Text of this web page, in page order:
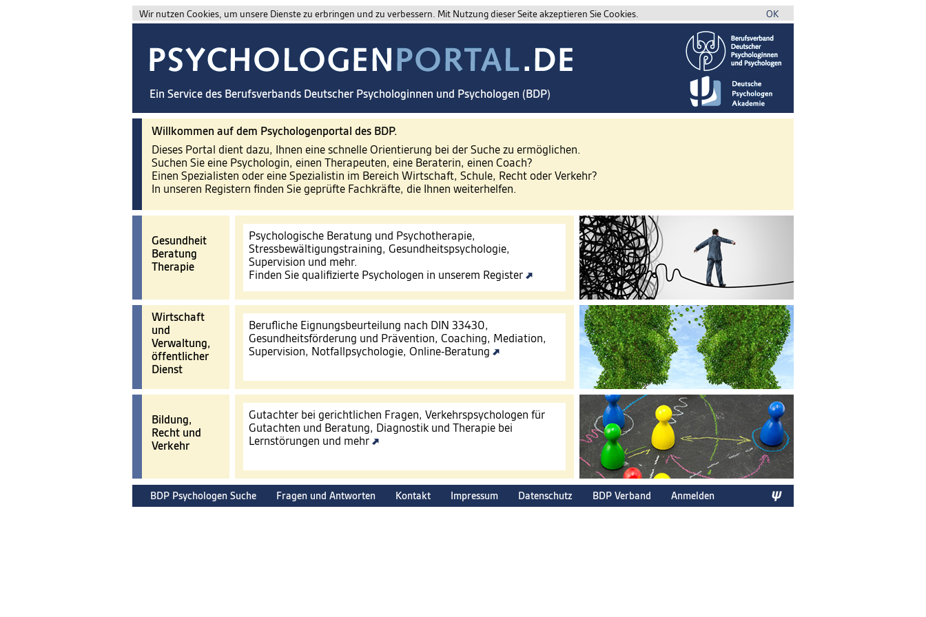
Wir nutzen Cookies, um unsere Dienste zu erbringen und zu verbessern. Mit Nutzung dieser Seite akzeptieren Sie Cookies. OK
Ein Service des Berufsverbands Deutscher Psychologinnen und Psychologen (BDP)
Willkommen auf dem Psychologenportal des BDP.
Dieses Portal dient dazu, Ihnen eine schnelle Orientierung bei der Suche zu ermöglichen.
Suchen Sie eine Psychologin, einen Therapeuten, eine Beraterin, einen Coach?
Einen Spezialisten oder eine Spezialistin im Bereich Wirtschaft, Schule, Recht oder Verkehr?
In unseren Registern finden Sie geprüfte Fachkräfte, die Ihnen weiterhelfen.
Gesundheit
Beratung
Therapie
Psychologische Beratung und Psychotherapie,
Stressbewältigungstraining, Gesundheitspsychologie,
Supervision und mehr.
Finden Sie qualifizierte Psychologen in unserem Register
Wirtschaft
und
Verwaltung,
öffentlicher
Dienst
Berufliche Eignungsbeurteilung nach DIN 33430,
Gesundheitsförderung und Prävention, Coaching, Mediation,
Supervision, Notfallpsychologie, Online-Beratung
Bildung,
Recht und
Verkehr
Gutachter bei gerichtlichen Fragen, Verkehrspsychologen für
Gutachten und Beratung, Diagnostik und Therapie bei
Lernstörungen und mehr
BDP Psychologen Suche Fragen und Antworten Kontakt Impressum Datenschutz BDP Verband Anmelden